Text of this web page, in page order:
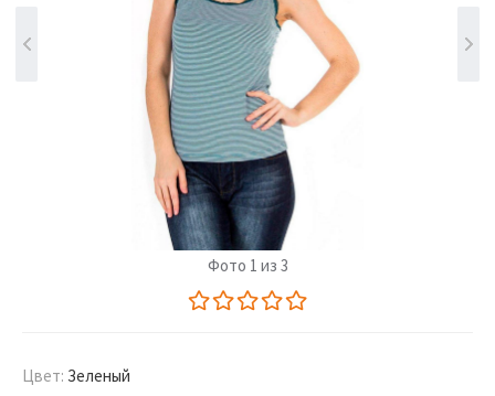
Фото 1 из 3
Цвет: Зеленый